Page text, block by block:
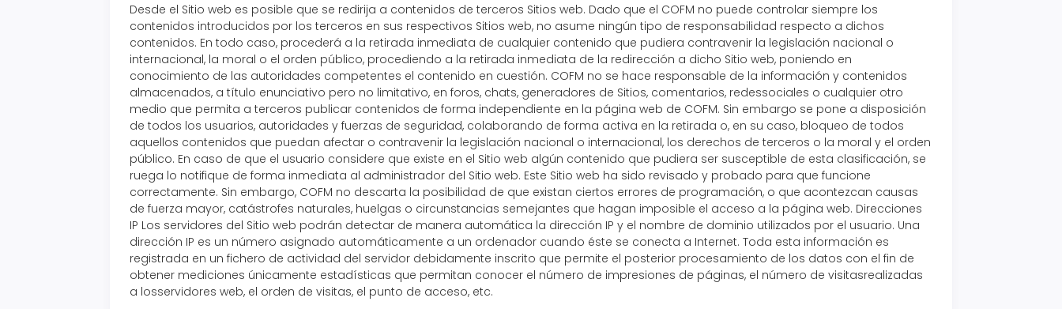
Desde el Sitio web es posible que se redirija a contenidos de terceros Sitios web. Dado que el COFM no puede controlar siempre los
contenidos introducidos por los terceros en sus respectivos Sitios web, no asume ningún tipo de responsabilidad respecto a dichos
contenidos. En todo caso, procederá a la retirada inmediata de cualquier contenido que pudiera contravenir la legislación nacional o
internacional, la moral o el orden público, procediendo a la retirada inmediata de la redirección a dicho Sitio web, poniendo en
conocimiento de las autoridades competentes el contenido en cuestión. COFM no se hace responsable de la información y contenidos
almacenados, a título enunciativo pero no limitativo, en foros, chats, generadores de Sitios, comentarios, redessociales o cualquier otro
medio que permita a terceros publicar contenidos de forma independiente en la página web de COFM. Sin embargo se pone a disposición
de todos los usuarios, autoridades y fuerzas de seguridad, colaborando de forma activa en la retirada o, en su caso, bloqueo de todos
aquellos contenidos que puedan afectar o contravenir la legislación nacional o internacional, los derechos de terceros o la moral y el orden
público. En caso de que el usuario considere que existe en el Sitio web algún contenido que pudiera ser susceptible de esta clasificación, se
ruega lo notifique de forma inmediata al administrador del Sitio web. Este Sitio web ha sido revisado y probado para que funcione
correctamente. Sin embargo, COFM no descarta la posibilidad de que existan ciertos errores de programación, o que acontezcan causas
de fuerza mayor, catástrofes naturales, huelgas o circunstancias semejantes que hagan imposible el acceso a la página web. Direcciones
IP Los servidores del Sitio web podrán detectar de manera automática la dirección IP y el nombre de dominio utilizados por el usuario. Una
dirección IP es un número asignado automáticamente a un ordenador cuando éste se conecta a Internet. Toda esta información es
registrada en un fichero de actividad del servidor debidamente inscrito que permite el posterior procesamiento de los datos con el fin de
obtener mediciones únicamente estadísticas que permitan conocer el número de impresiones de páginas, el número de visitasrealizadas
a losservidores web, el orden de visitas, el punto de acceso, etc.